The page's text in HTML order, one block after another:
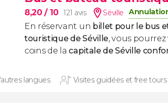
8,20/ 10 121 avis Séville
En réservant un billet pour le bus
touristique de Séville, vous
coins de lacapitale de Séville
langues Visites guidées et free tours